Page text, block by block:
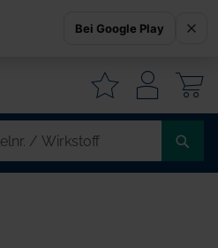
Bei Google Play